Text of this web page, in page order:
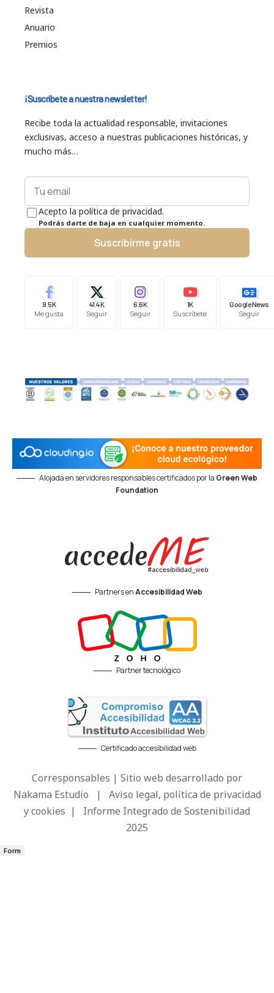
Revista
Anuario
Premios
¡Suscríbete a nuestra newsletter!
Recibe toda la actualidad responsable, invitaciones
exclusivas, acceso a nuestras publicaciones históricas, y
mucho más…
Acepto la política de privacidad.
Podrás darte de baja en cualquier momento.
Suscribirme gratis
9.5K
Me gusta
41.4K
Seguir
6.6K
Seguir
1K
Suscríbete
Google News
Seguir
Alojada en servidores responsables certificados por la Green Web
Foundation
Partners enAccesibilidad Web
Partner tecnológico
Certificado accesibilidad web
Corresponsables | Sitio web desarrollado por
Nakama Estudio | Aviso legal, política de privacidad
y cookies | Informe Integrado de Sostenibilidad
2025
Form